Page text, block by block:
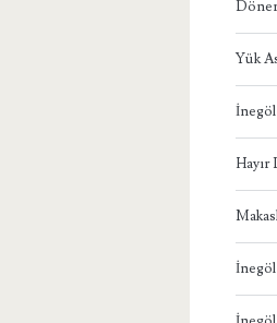
Yük
Hayır